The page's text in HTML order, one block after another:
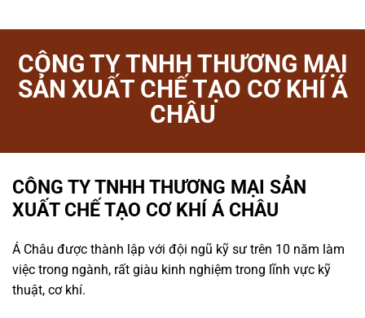
CÔNG TY TNHH THƯƠNG MẠI
SẢN XUẤT CHẾ TẠO CƠ KHÍ Á
CHÂU
CÔNG TY TNHH THƯƠNG MẠI SẢN
XUẤT CHẾ TẠO CƠ KHÍ Á CHÂU
Á Châu được thành lập với đội ngũ kỹ sư trên 10 năm làm
việc trong ngành, rất giàu kinh nghiệm trong lĩnh vực kỹ
thuật, cơ khí.